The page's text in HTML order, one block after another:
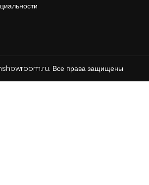
Все права защищены